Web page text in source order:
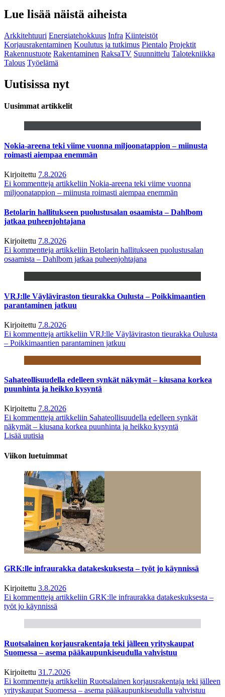
Lue lisää näistä aiheista
Arkkitehtuuri Energiatehokkuus Infra Kiinteistöt
Korjausrakentaminen Koulutus ja tutkimus Pientalo Projektit
Rakennustuote Rakentaminen RaksaTV Suunnittelu Talotekniikka
Talous Työelämä
Uutisissa nyt
Uusimmat artikkelit
Nokia-areena teki viime vuonna miljoonatappion – miinusta
roimasti aiempaa enemmän
Kirjoitettu 7.8.2026
Ei kommentteja artikkeliin Nokia-areena teki viime vuonna
miljoonatappion – miinusta roimasti aiempaa enemmän
Betolarin hallitukseen puolustusalan osaamista – Dahlbom
jatkaa puheenjohtajana
Kirjoitettu 7.8.2026
Ei kommentteja artikkeliin Betolarin hallitukseen puolustusalan
osaamista – Dahlbom jatkaa puheenjohtajana
VRJ:lle Väyläviraston tieurakka Oulusta – Poikkimaantien
parantaminen jatkuu
Kirjoitettu 7.8.2026
Ei kommentteja artikkeliin VRJ:lle Väyläviraston tieurakka Oulusta
– Poikkimaantien parantaminen jatkuu
Sahateollisuudella edelleen synkät näkymät – kiusana korkea
puunhinta ja heikko kysyntä
Kirjoitettu 7.8.2026
Ei kommentteja artikkeliin Sahateollisuudella edelleen synkät
näkymät – kiusana korkea puunhinta ja heikko kysyntä
Lisää uutisia
Viikon luetuimmat
GRK:lle infraurakka datakeskuksesta – työt jo käynnissä
Kirjoitettu 3.8.2026
Ei kommentteja artikkeliin GRK:lle infraurakka datakeskuksesta –
työt jo käynnissä
Ruotsalainen korjausrakentaja teki jälleen yrityskaupat
Suomessa – asema pääkaupunkiseudulla vahvistuu
Kirjoitettu 31.7.2026
Ei kommentteja artikkeliin Ruotsalainen korjausrakentaja teki jälleen
yrityskaupat Suomessa – asema pääkaupunkiseudulla vahvistuu